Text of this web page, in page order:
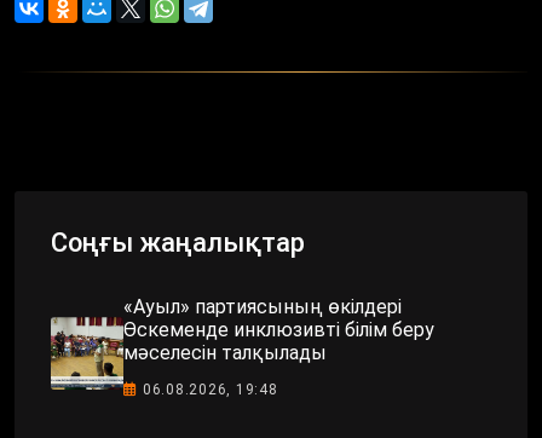
Соңғы жаңалықтар
«Ауыл» партиясының өкілдері
Өскеменде инклюзивті білім беру
мәселесін талқылады
06.08.2026, 19:48